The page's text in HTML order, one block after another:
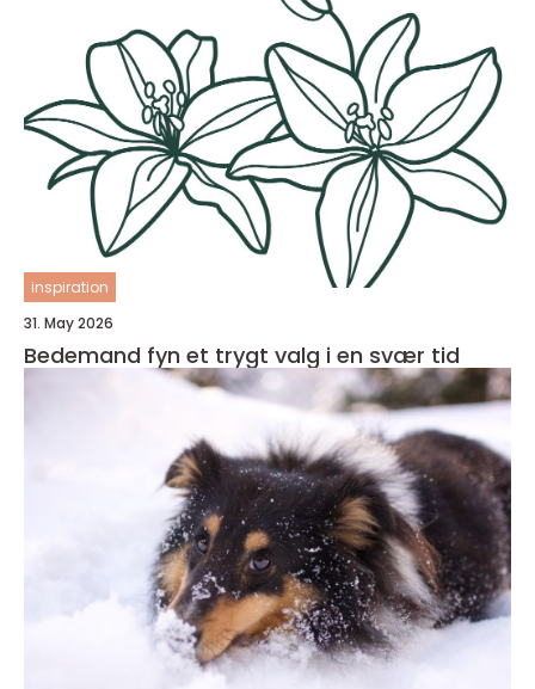
inspiration
31. May 2026
Bedemand fyn et trygt valg i en svær tid